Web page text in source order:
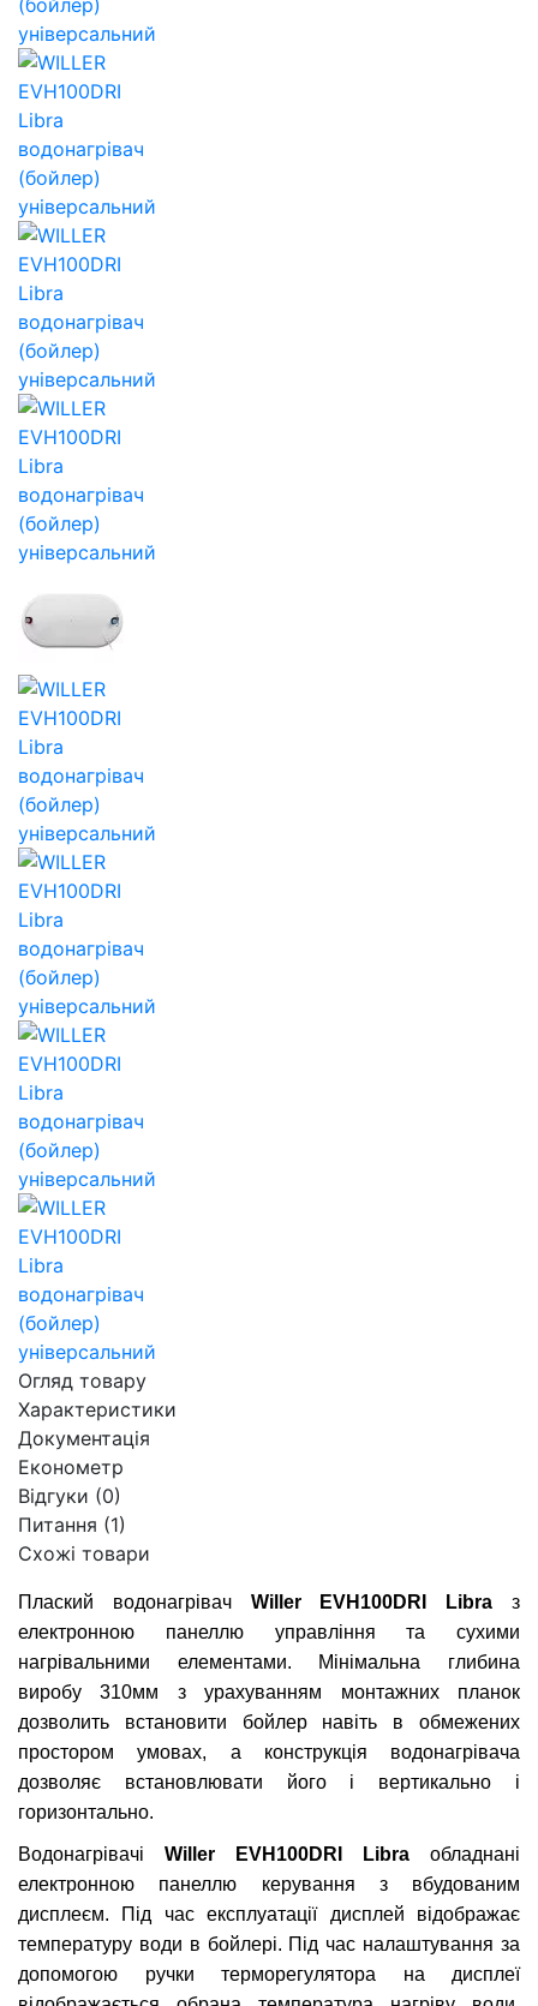
Огляд товару
Характеристики
Документація
Економетр
Відгуки (0)
Питання (1)
Схожі товари
Плаский водонагрівач Willer EVH100DRI Libra з
електронною панеллю управління та сухими
нагрівальними елементами. Мінімальна глибина
виробу 310мм з урахуванням монтажних планок
дозволить встановити бойлер навіть в обмежених
простором умовах, а конструкція водонагрівача
дозволяє встановлювати його і вертикально і
горизонтально.
Водонагрівачі Willer EVH100DRI Libra обладнані
електронною панеллю керування з вбудованим
дисплеєм. Під час експлуатації дисплей відображає
температуру води в бойлері. Під час налаштування за
допомогою ручки терморегулятора на дисплеї